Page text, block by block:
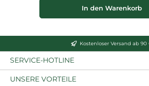
In den Warenkorb
Kostenloser Versand ab 90
SERVICE-HOTLINE
UNSERE VORTEILE